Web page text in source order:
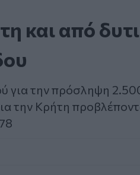
και από
για την πρόσληψη
την Κρήτη